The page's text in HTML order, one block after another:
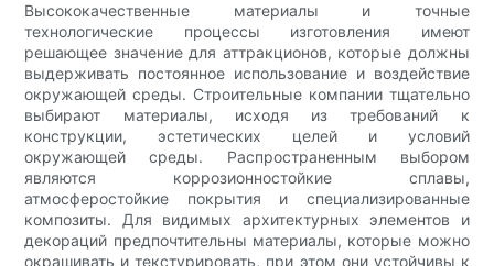
Высококачественные материалы и точные
технологические процессы изготовления имеют
решающее значение для аттракционов, которые должны
выдерживать постоянное использование и воздействие
окружающей среды. Строительные компании тщательно
выбирают материалы, исходя из требований к
конструкции, эстетических целей и условий
окружающей среды. Распространенным выбором
являются коррозионностойкие сплавы,
атмосферостойкие покрытия и специализированные
композиты. Для видимых архитектурных элементов и
декораций предпочтительны материалы, которые можно
окрашивать и текстурировать, при этом они устойчивы к